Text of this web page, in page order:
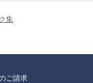
集
ご請求